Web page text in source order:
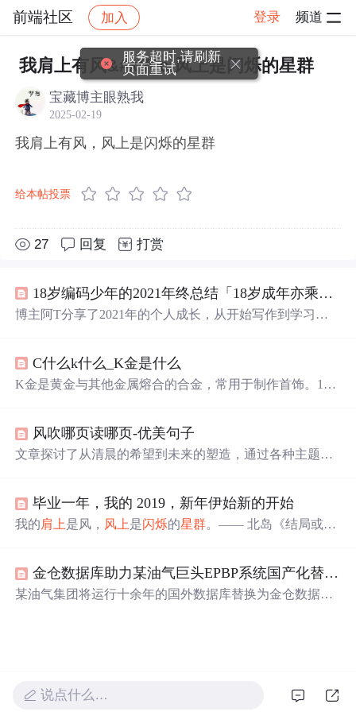
前端社区 加入 登录 频道
社区 前端社区 感慨 帖子详情
我肩上有风&#xff0c;风上是闪烁的星群
宝藏博主眼熟我
2025-02-19
我肩上有风，风上是闪烁的星群
给本帖投票
27 回复 打赏
18岁编码少年的2021年终总结「18岁成年亦乘风 」
博主阿T分享了2021年的个人成长，从开始写作到学习编
时，他也提到了面对焦虑和抑郁的挑战，并设定了提升英
语、算法技能、编码实践和学历提升等新年目标。
C什么k什么_K金是什么
K金是黄金与其他金属熔合的合金，常用于制作首饰。18K
粉色等不同颜色。由于纯金过于柔软，K金通过添加合金
元素增加了强度和韧性，使得K金首饰更耐用且款式多
风吹哪页读哪页-优美句子
文章探讨了从清晨的希望到未来的塑造，通过各种主题如
毕业一年，我的 2019，新年伊始新的开始
我的肩上是风， 风上是闪烁的星群。—— 北岛《结局或开
发接近了，增强了面对困难的自信...
金仓数据库助力某油气巨头EPBP系统国产化替换，测试工程师亲述“零感知”升级之旅
某油气集团将运行十余年的国外数据库替换为金仓数据
说点什么…
服务超时,请刷新
页面重试